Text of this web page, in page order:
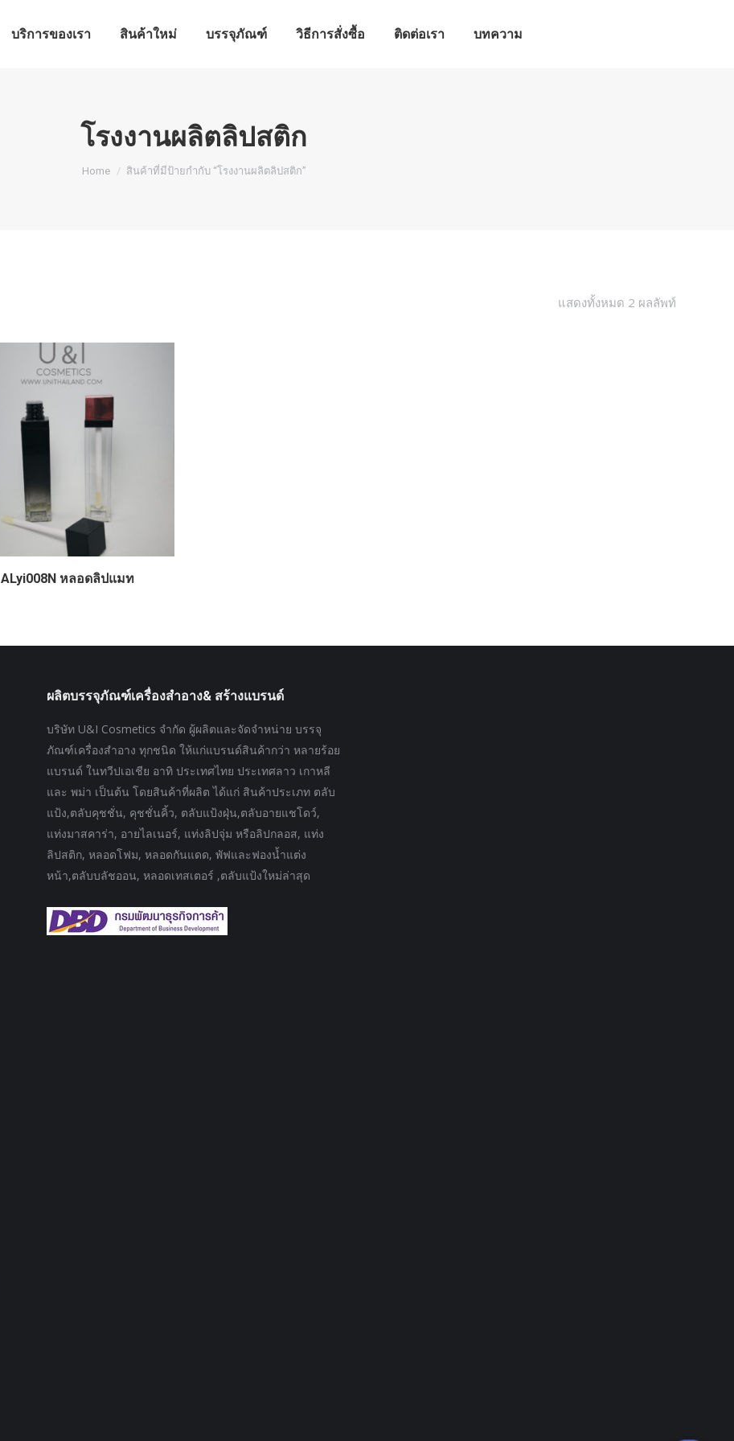
บริการของเรา สินค้าใหม่ บรรจุภัณฑ์ วิธีการสั่งซื้อ ติดต่อเรา บทความ
โรงงานผลิตลิปสติก
You are here:
Home สินค้าที่มีป้ายกำกับ “โรงงานผลิตลิปสติก”
แสดงทั้งหมด 2 ผลลัพท์
ALyi008N หลอดลิปแมท
ผลิตบรรจุภัณฑ์เครื่องสำอาง& สร้างแบรนด์
บริษัท U&I Cosmetics จำกัด ผู้ผลิตและจัดจำหน่าย บรรจุ
ภัณฑ์เครื่องสำอาง ทุกชนิด ให้แก่แบรนด์สินค้ากว่า หลายร้อย
แบรนด์ ในทวีปเอเชีย อาทิ ประเทศไทย ประเทศลาว เกาหลี
และ พม่า เป็นต้น โดยสินค้าที่ผลิต ได้แก่ สินค้าประเภท ตลับ
แป้ง,ตลับคุชชั่น, คุชชั่นคิ้ว, ตลับแป้งฝุ่น,ตลับอายแชโดว์,
แท่งมาสคาร่า, อายไลเนอร์, แท่งลิปจุ่ม หรือลิปกลอส, แท่ง
ลิปสติก, หลอดโฟม, หลอดกันแดด, พัฟและฟองน้ำแต่ง
หน้า,ตลับบลัชออน, หลอดเทสเตอร์ ,ตลับแป้งใหม่ล่าสุด
บริการของเรา สินค้าใหม่ บรรจุภัณฑ์ วิธีการสั่งซื้อ ติดต่อเรา